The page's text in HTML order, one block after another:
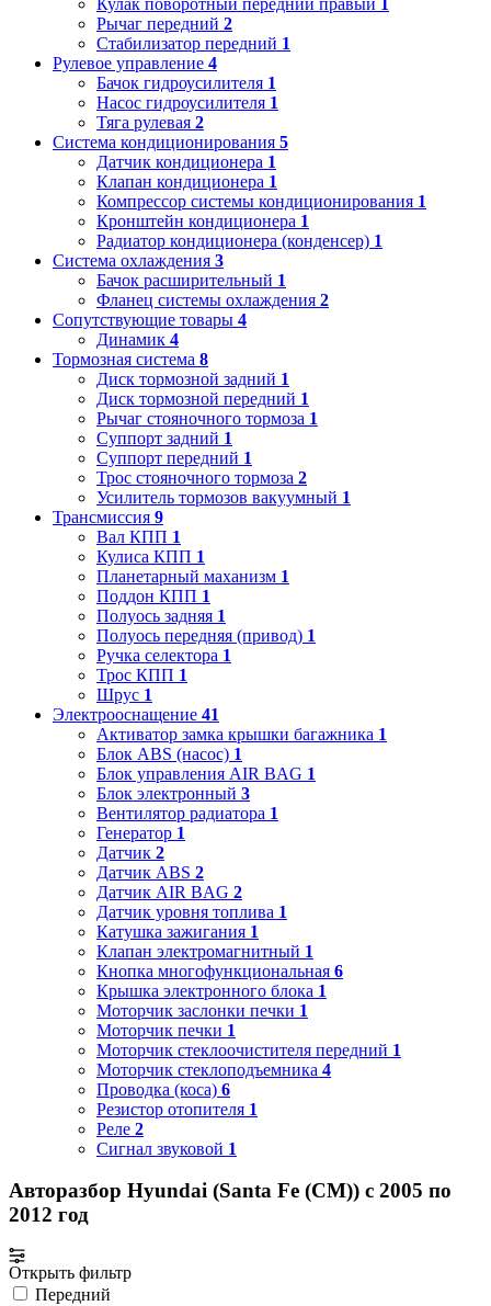
Рычаг передний 2
Стабилизатор передний 1
Рулевое управление 4
Бачок гидроусилителя 1
Насос гидроусилителя 1
Тяга рулевая 2
Система кондиционирования 5
Датчик кондиционера 1
Клапан кондиционера 1
Компрессор системы кондиционирования 1
Кронштейн кондиционера 1
Радиатор кондиционера (конденсер) 1
Система охлаждения 3
Бачок расширительный 1
Фланец системы охлаждения 2
Сопутствующие товары 4
Динамик 4
Тормозная система 8
Диск тормозной задний 1
Диск тормозной передний 1
Рычаг стояночного тормоза 1
Суппорт задний 1
Суппорт передний 1
Трос стояночного тормоза 2
Усилитель тормозов вакуумный 1
Трансмиссия 9
Вал КПП 1
Кулиса КПП 1
Планетарный маханизм 1
Поддон КПП 1
Полуось задняя 1
Полуось передняя (привод) 1
Ручка селектора 1
Трос КПП 1
Шрус 1
Электрооснащение 41
Активатор замка крышки багажника 1
Блок ABS (насос) 1
Блок управления AIR BAG 1
Блок электронный 3
Вентилятор радиатора 1
Генератор 1
Датчик 2
Датчик ABS 2
Датчик AIR BAG 2
Датчик уровня топлива 1
Катушка зажигания 1
Клапан электромагнитный 1
Кнопка многофункциональная 6
Крышка электронного блока 1
Моторчик заслонки печки 1
Моторчик печки 1
Моторчик стеклоочистителя передний 1
Моторчик стеклоподъемника 4
Проводка (коса) 6
Резистор отопителя 1
Реле 2
Сигнал звуковой 1
Авторазбор Hyundai (Santa Fe (CM)) с 2005 по
2012 год
Открыть фильтр
Передний